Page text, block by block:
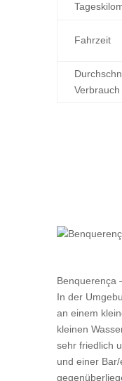
Fahrzeit
Verbrauch
Benquerença
In der
an einem
kleinen
sehr friedlich
und einer